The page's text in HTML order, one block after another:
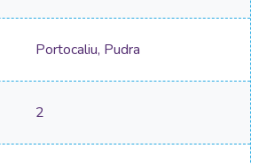
Portocaliu, Pudra
2